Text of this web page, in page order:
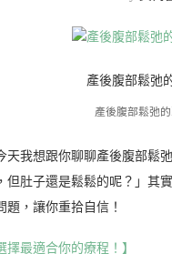
產後腹部鬆弛的
天我想跟你聊聊產後腹部鬆
但肚子還是鬆鬆的呢？」其
，讓你重拾自信！
擇最適合你的療程！】